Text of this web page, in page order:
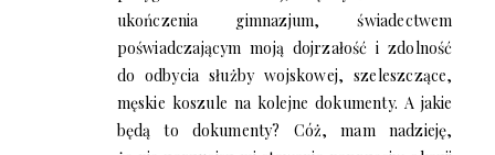
ukończenia gimnazjum, świadectwem
poświadczającym moją dojrzałość i zdolność
do odbycia służby wojskowej, szeleszczące,
męskie koszule na kolejne dokumenty. A jakie
będą to dokumenty? Cóż, mam nadzieję,